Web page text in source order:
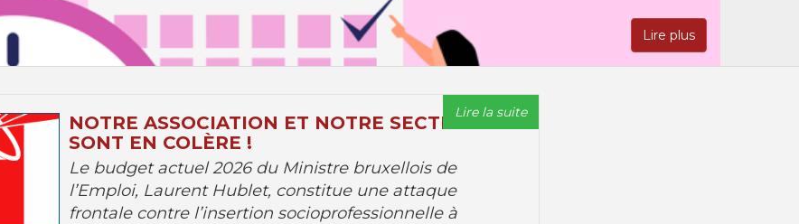
Lire plus
NOTRE ASSOCIATION ET NOTRE SECTEUR
SONT EN COLÈRE !
Le budget actuel 2026 du Ministre bruxellois de
l’Emploi, Laurent Hublet, constitue une attaque
frontale contre l’insertion socioprofessionnelle à
Lire la suite